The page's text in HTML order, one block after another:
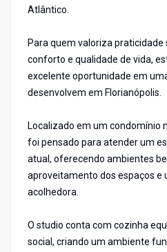
Atlântico.
Para quem valoriza praticidade
conforto e qualidade de vida,
excelente oportunidade em
desenvolvem em Florianópolis.
Localizado em um condomínio
foi pensado para atender um
atual, oferecendo ambientes
aproveitamento dos espaços
acolhedora.
O studio conta com cozinha
social, criando um ambiente